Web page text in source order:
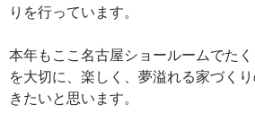
りを行っています。
本年もここ名古屋ショールームでた
を大切に、楽しく、夢溢れる家づく
きたいと思います。